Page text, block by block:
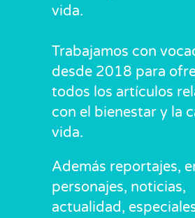
vida.
Trabajamos con
desde 2018 para
todos los artículos
con el bienestar y la
vida.
Además reportajes,
personajes, noticias,
actualidad,